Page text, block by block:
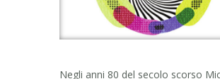
Negli anni 80 del secolo scorso